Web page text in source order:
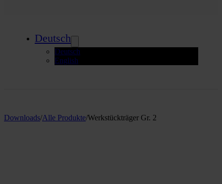
Deutsch
Deutsch
English
Downloads/Alle Produkte/Werkstückträger Gr. 2